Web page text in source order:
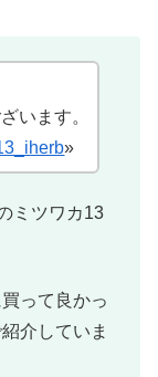
います。
»
ミツワカ13
って良かっ
介していま